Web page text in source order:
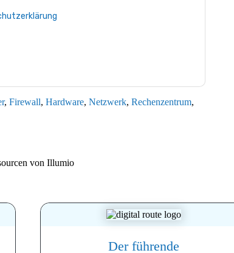
, Firewall, Hardware, Netzwerk, Rechenzentrum,
von Illumio
Der führende